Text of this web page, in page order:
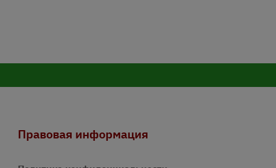
Правовая информация